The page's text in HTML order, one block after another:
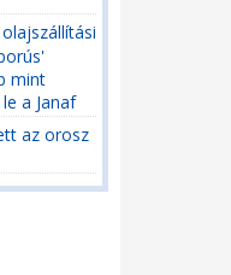
mint
a Janaf
az orosz